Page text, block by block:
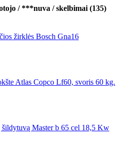
/ ***nuva / skelbimai (135)
žirklės Bosch Gna16
Atlas Copco Lf60, svoris 60 kg.
Master b 65 cel 18,5 Kw